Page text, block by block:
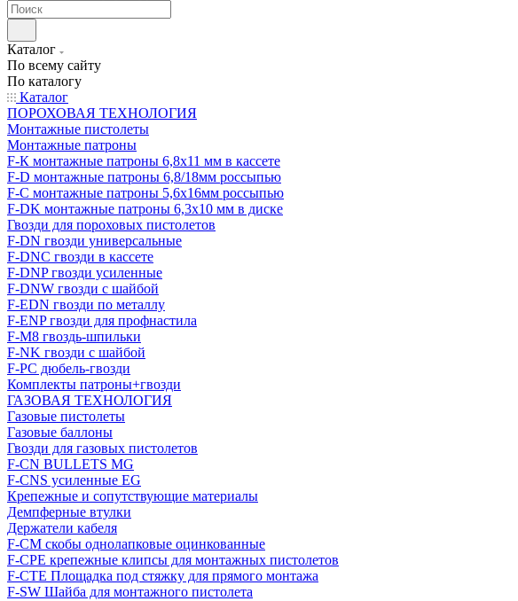
Каталог
По всему сайту
По каталогу
Каталог
ПОРОХОВАЯ ТЕХНОЛОГИЯ
Монтажные пистолеты
Монтажные патроны
F-К монтажные патроны 6,8х11 мм в кассете
F-D монтажные патроны 6,8/18мм россыпью
F-C монтажные патроны 5,6х16мм россыпью
F-DK монтажные патроны 6,3х10 мм в диске
Гвозди для пороховых пистолетов
F-DN гвозди универсальные
F-DNC гвозди в кассете
F-DNP гвозди усиленные
F-DNW гвозди с шайбой
F-EDN гвозди по металлу
F-ENP гвозди для профнастила
F-M8 гвоздь-шпильки
F-NK гвозди с шайбой
F-PC дюбель-гвозди
Комплекты патроны+гвозди
ГАЗОВАЯ ТЕХНОЛОГИЯ
Газовые пистолеты
Газовые баллоны
Гвозди для газовых пистолетов
F-CN BULLETS MG
F-CNS усиленные EG
Крепежные и сопутствующие материалы
Демпферные втулки
Держатели кабеля
F-CM скобы однолапковые оцинкованные
F-CPE крепежные клипсы для монтажных пистолетов
F-CTE Площадка под стяжку для прямого монтажа
F-SW Шайба для монтажного пистолета